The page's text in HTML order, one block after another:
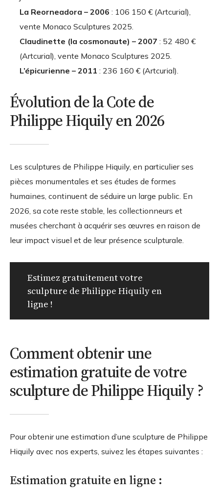
La Reorneadora – 2006 : 106 150 € (Artcurial),
vente Monaco Sculptures 2025.
Claudinette (la cosmonaute) – 2007 : 52 480 €
(Artcurial), vente Monaco Sculptures 2025.
L’épicurienne – 2011 : 236 160 € (Artcurial).
Évolution de la Cote de
Philippe Hiquily en 2026
Les sculptures de Philippe Hiquily, en particulier ses
pièces monumentales et ses études de formes
humaines, continuent de séduire un large public. En
2026, sa cote reste stable, les collectionneurs et
musées cherchant à acquérir ses œuvres en raison de
leur impact visuel et de leur présence sculpturale.
Estimez gratuitement votre
sculpture de Philippe Hiquily en
ligne !
Comment obtenir une
estimation gratuite de votre
sculpture de Philippe Hiquily ?
Pour obtenir une estimation d’une sculpture de Philippe
Hiquily avec nos experts, suivez les étapes suivantes :
Estimation gratuite en ligne :